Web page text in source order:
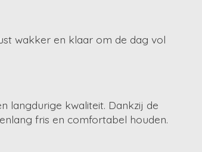
wakker en klaar om de dag vol
langdurige kwaliteit. Dankzij de
fris en comfortabel houden.